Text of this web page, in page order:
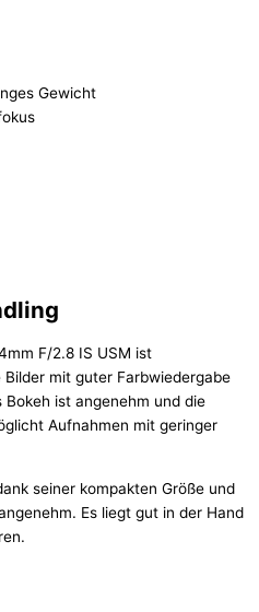
Gewicht
F/2.8 IS USM ist
mit guter Farbwiedergabe
Bokeh ist angenehm und die
Aufnahmen mit geringer
seiner kompakten Größe und
Es liegt gut in der Hand